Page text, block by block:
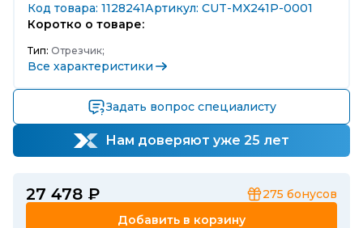
Код товара: 1128241Артикул: CUT-MX241P-0001
Коротко о товаре:
Тип: Отрезчик;
Все характеристики
Задать вопрос специалисту
Нам доверяют уже 25 лет
27 478 ₽ 275 бонусов
Добавить в корзину